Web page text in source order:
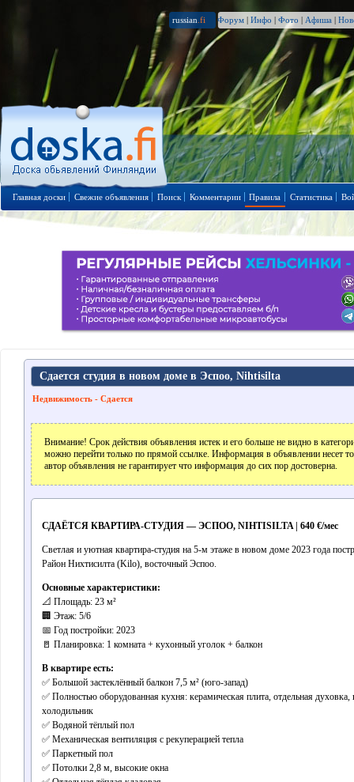
russian .fi Форум | Инфо | Фото | Афиша |
Главная доски Свежие объявления Поиск Комментарии Правила Статистика
Сдается студия в новом доме в Эспоо, Nihtisilta
Недвижимость - Сдается
Внимание! Срок действия объявления истек и его больше не видно в
можно перейти только по прямой ссылке. Информация в объявлении несет
автор объявления не гарантирует что информация до сих пор достоверна.
СДАЁТСЯ КВАРТИРА-СТУДИЯ — ЭСПОО, NIHTISILTA | 640 €/мес
Светлая и уютная квартира-студия на 5-м этаже в новом доме 2023 года
Район Нихтисилта (Kilo), восточный Эспоо.
Основные характеристики:
📐 Площадь: 23 м²
🏢 Этаж: 5/6
📅 Год постройки: 2023
🚪 Планировка: 1 комната + кухонный уголок + балкон
В квартире есть:
✅ Большой застеклённый балкон 7,5 м² (юго-запад)
✅ Полностью оборудованная кухня: керамическая плита, отдельная
холодильник
✅ Водяной тёплый пол
✅ Механическая вентиляция с рекуперацией тепла
✅ Паркетный пол
✅ Потолки 2,8 м, высокие окна